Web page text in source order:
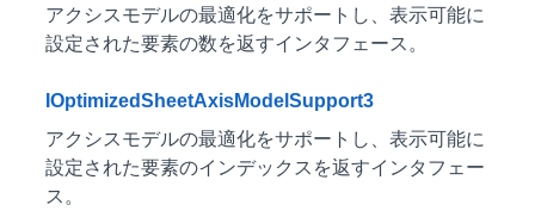
アクシスモデルの最適化をサポートし、表示可能に
設定された要素の数を返すインタフェース。
IOptimizedSheetAxisModelSupport3
アクシスモデルの最適化をサポートし、表示可能に
設定された要素のインデックスを返すインタフェー
ス。